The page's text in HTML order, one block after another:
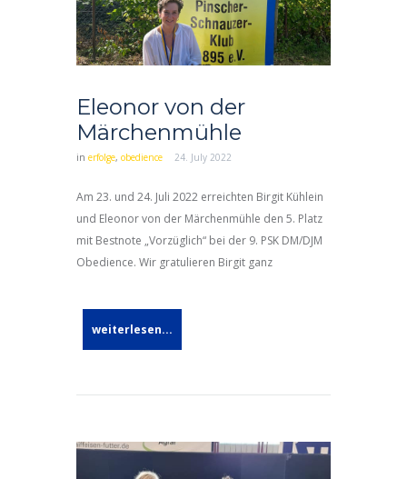
Eleonor von der
Märchenmühle
in erfolge, obedience 24. July 2022
Am 23. und 24. Juli 2022 erreichten Birgit Kühlein
und Eleonor von der Märchenmühle den 5. Platz
mit Bestnote „Vorzüglich“ bei der 9. PSK DM/DJM
Obedience. Wir gratulieren Birgit ganz
weiterlesen...